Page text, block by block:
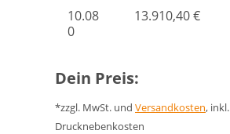
10.08
0
13.910,40 €
Dein Preis:
*zzgl. MwSt. und Versandkosten, inkl.
Drucknebenkosten